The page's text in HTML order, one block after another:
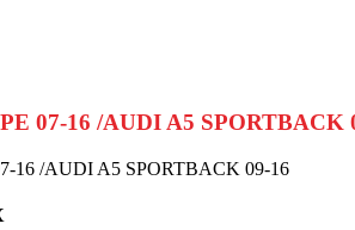
07-16 /AUDI A5 SPORTBACK